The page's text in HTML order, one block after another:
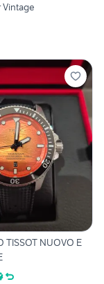
Vintage
TISSOT NUOVO E